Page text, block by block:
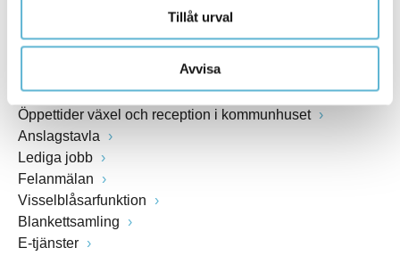
Tillåt urval
Avvisa
Öppettider växel och reception i kommunhuset
Anslagstavla
Lediga jobb
Felanmälan
Visselblåsarfunktion
Blankettsamling
E-tjänster